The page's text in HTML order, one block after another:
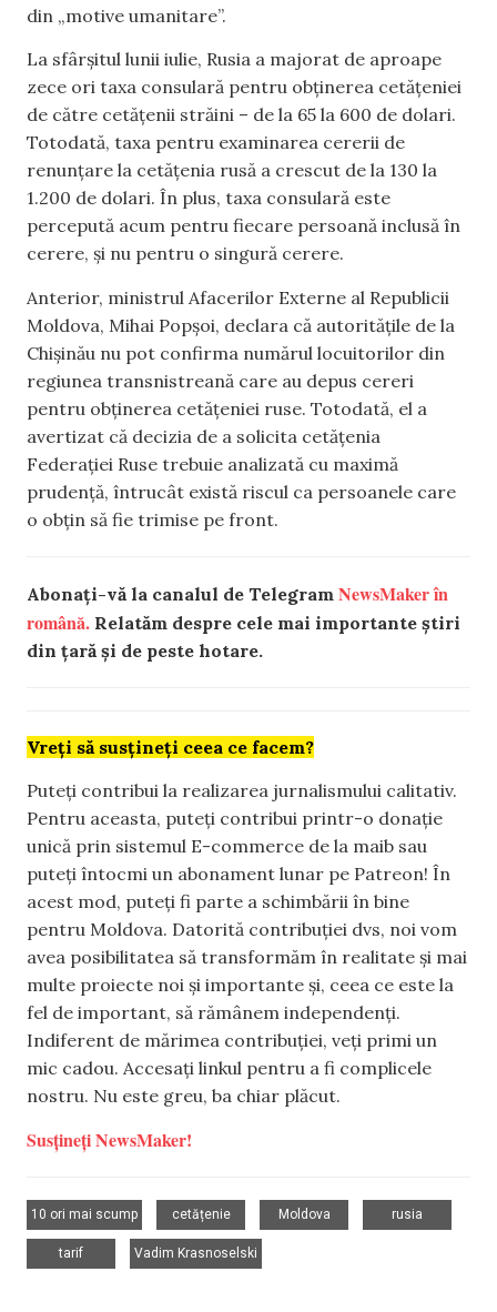
din „motive umanitare”.
La sfârșitul lunii iulie, Rusia a majorat de aproape
zece ori taxa consulară pentru obținerea cetățeniei
de către cetățenii străini – de la 65 la 600 de dolari.
Totodată, taxa pentru examinarea cererii de
renunțare la cetățenia rusă a crescut de la 130 la
1.200 de dolari. În plus, taxa consulară este
percepută acum pentru fiecare persoană inclusă în
cerere, și nu pentru o singură cerere.
Anterior, ministrul Afacerilor Externe al Republicii
Moldova, Mihai Popșoi, declara că autoritățile de la
Chișinău nu pot confirma numărul locuitorilor din
regiunea transnistreană care au depus cereri
pentru obținerea cetățeniei ruse. Totodată, el a
avertizat că decizia de a solicita cetățenia
Federației Ruse trebuie analizată cu maximă
prudență, întrucât există riscul ca persoanele care
o obțin să fie trimise pe front.
Abonați-vă la canalul de Telegram NewsMaker în
română. Relatăm despre cele mai importante știri
din țară și de peste hotare.
Vreți să susțineți ceea ce facem?
Puteți contribui la realizarea jurnalismului calitativ.
Pentru aceasta, puteți contribui printr-o donație
unică prin sistemul E-commerce de la maib sau
puteți întocmi un abonament lunar pe Patreon! În
acest mod, puteți fi parte a schimbării în bine
pentru Moldova. Datorită contribuției dvs, noi vom
avea posibilitatea să transformăm în realitate și mai
multe proiecte noi și importante și, ceea ce este la
fel de important, să rămânem independenți.
Indiferent de mărimea contribuției, veți primi un
mic cadou. Accesați linkul pentru a fi complicele
nostru. Nu este greu, ba chiar plăcut.
Susțineți NewsMaker!
10 ori mai scump
cetățenie
Moldova
rusia
tarif
Vadim Krasnoselski